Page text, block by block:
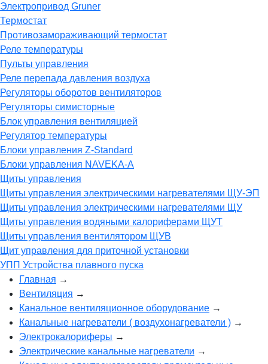
Электропривод Gruner
Термостат
Противозамораживающий термостат
Реле температуры
Пульты управления
Реле перепада давления воздуха
Регуляторы оборотов вентиляторов
Регуляторы симисторные
Блок управления вентиляцией
Регулятор температуры
Блоки управления Z-Standard
Блоки управления NAVEKA-A
Щиты управления
Щиты управления электрическими нагревателями ЩУ-ЭП
Щиты управления электрическими нагревателями ЩУ
Щиты управления водяными калориферами ЩУТ
Щиты управления вентилятором ЩУВ
Щит управления для приточной установки
УПП Устройства плавного пуска
Главная →
Вентиляция →
Канальное вентиляционное оборудование →
Канальные нагреватели ( воздухонагреватели ) →
Электрокалориферы →
Электрические канальные нагреватели →